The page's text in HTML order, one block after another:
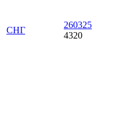
СНГ
260325
4320